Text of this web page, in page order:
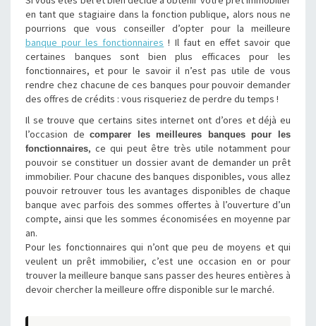
en tant que stagiaire dans la fonction publique, alors nous ne
pourrions que vous conseiller d’opter pour la meilleure
banque pour les fonctionnaires ! Il faut en effet savoir que
certaines banques sont bien plus efficaces pour les
fonctionnaires, et pour le savoir il n’est pas utile de vous
rendre chez chacune de ces banques pour pouvoir demander
des offres de crédits : vous risqueriez de perdre du temps !
Il se trouve que certains sites internet ont d’ores et déjà eu
l’occasion decomparer les meilleures banques pour les
fonctionnaires, ce qui peut être très utile notamment pour
pouvoir se constituer un dossier avant de demander un prêt
immobilier. Pour chacune des banques disponibles, vous allez
pouvoir retrouver tous les avantages disponibles de chaque
banque avec parfois des sommes offertes à l’ouverture d’un
compte, ainsi que les sommes économisées en moyenne par
an.
Pour les fonctionnaires qui n’ont que peu de moyens et qui
veulent un prêt immobilier, c’est une occasion en or pour
trouver la meilleure banque sans passer des heures entières à
devoir chercher la meilleure offre disponible sur le marché.